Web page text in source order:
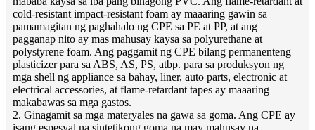
cold-resistant impact-resistant foam ay maaaring gawin sa
pamamagitan ng paghahalo ng CPE sa PE at PP, at ang
pagganap nito ay mas mahusay kaysa sa polyurethane at
polystyrene foam. Ang paggamit ng CPE bilang permanenteng
plasticizer para sa ABS, AS, PS, atbp. para sa produksyon ng
mga shell ng appliance sa bahay, liner, auto parts, electronic at
electrical accessories, at flame-retardant tapes ay maaaring
makabawas sa mga gastos.
2. Ginagamit sa mga materyales na gawa sa goma. Ang CPE ay
isang espesyal na sintetikong goma na may mahusay na